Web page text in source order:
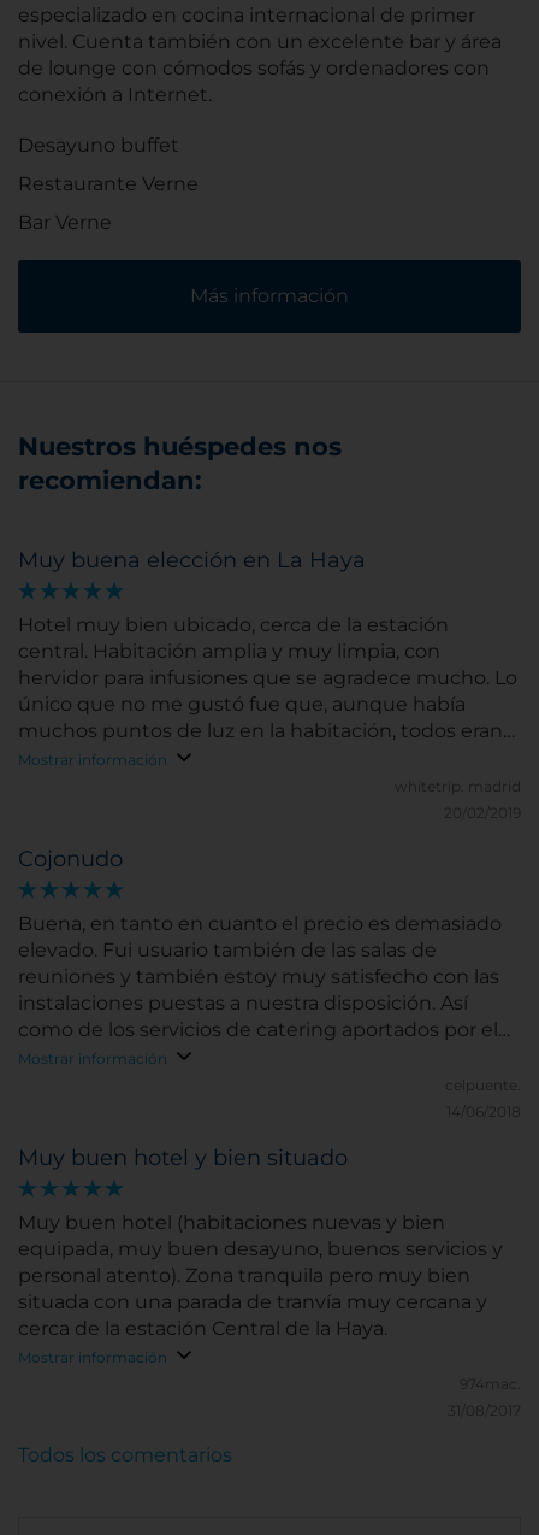
especializado en cocina internacional de primer
nivel. Cuenta también con un excelente bar y área
de lounge con cómodos sofás y ordenadores con
conexión a Internet.
Desayuno buffet
Restaurante Verne
Bar Verne
Más información
Nuestros huéspedes nos
recomiendan:
Muy buena elección en La Haya
Hotel muy bien ubicado, cerca de la estación
central. Habitación amplia y muy limpia, con
hervidor para infusiones que se agradece mucho. Lo
único que no me gustó fue que, aunque había
muchos puntos de luz en la habitación, todos eran
de baja intensidad. Algún punto de luz con más
intensidad es importante para los que viajamos por
alcanzar un nivel de iluminación aceptable.
Mostrar información
whitetrip.
madrid
20/02/2019
Cojonudo
Buena, en tanto en cuanto el precio es demasiado
elevado. Fui usuario también de las salas de
reuniones y también estoy muy satisfecho con las
instalaciones puestas a nuestra disposición. Así
como de los servicios de catering aportados por el
hotel.
Mostrar información
celpuente.
14/06/2018
Muy buen hotel y bien situado
Muy buen hotel (habitaciones nuevas y bien
equipada, muy buen desayuno, buenos servicios y
personal atento). Zona tranquila pero muy bien
situada con una parada de tranvía muy cercana y
cerca de la estación Central de la Haya.
Mostrar información
974mac.
31/08/2017
Todos los comentarios